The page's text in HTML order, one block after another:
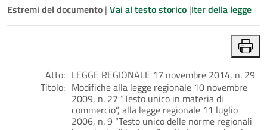
Estremi del documento | Vai al testo storico |Iter della legge
Atto: LEGGE REGIONALE 17 novembre 2014, n. 29
Titolo: Modifiche alla legge regionale 10 novembre
2009, n. 27 “Testo unico in materia di
commercio”, alla legge regionale 11 luglio
2006, n. 9 “Testo unico delle norme regionali